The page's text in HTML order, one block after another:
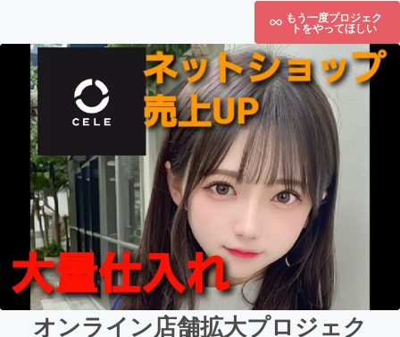
もう一度プロジェク
トをやってほしい
オンライン店舗拡大プロジェク